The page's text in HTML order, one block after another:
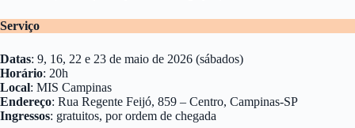
Serviço
Datas: 9, 16, 22 e 23 de maio de 2026 (sábados)
Horário: 20h
Local: MIS Campinas
Endereço: Rua Regente Feijó, 859 – Centro, Campinas-SP
Ingressos: gratuitos, por ordem de chegada